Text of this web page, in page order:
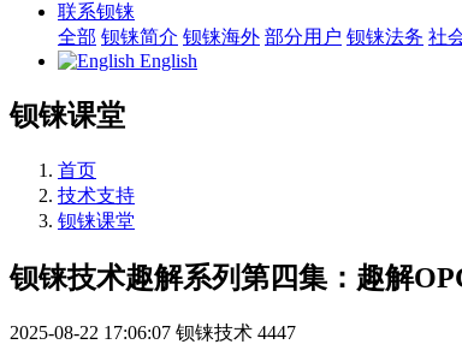
联系钡铼
全部 钡铼简介 钡铼海外 部分用户 钡铼法务 社
English
钡铼课堂
首页
技术支持
钡铼课堂
钡铼技术趣解系列第四集：趣解
2025-08-22 17:06:07 钡铼技术 4447